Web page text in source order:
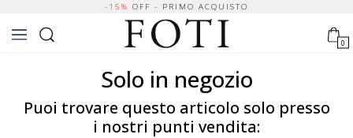
-15% OFF - PRIMO ACQUISTO
0
Solo in negozio
Puoi trovare questo articolo solo presso
i nostri punti vendita: